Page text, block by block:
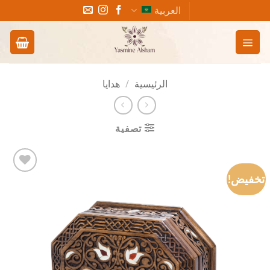
للمحتوى
العربية
الرئيسية / هدايا
تصفية
تخفيض!